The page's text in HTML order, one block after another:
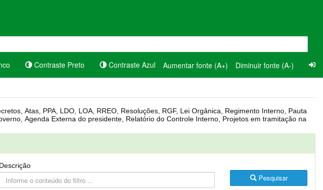
Contraste Preto Contraste Azul Aumentar fonte (A+) Diminuir fonte (A-)
Descrição
Pesquisar